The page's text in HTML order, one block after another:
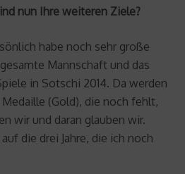
nun Ihre weiteren Ziele?
habe noch sehr große
Mannschaft und das
in Sotschi 2014. Da werden
(Gold), die noch fehlt,
wir und daran glauben wir.
die drei Jahre, die ich noch